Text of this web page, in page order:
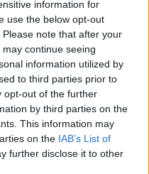
information for
use the below opt-out
note that after your
continue seeing
information utilized by
to third parties prior to
opt-out of the further
by third parties on the
This information may
on the IAB’s List of
further disclose it to other